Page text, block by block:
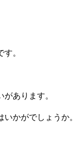
。
あります。
かがでしょうか。